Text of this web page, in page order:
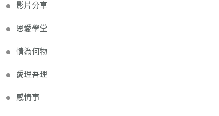
影片分享
恩愛學堂
情為何物
愛理吾理
感情事